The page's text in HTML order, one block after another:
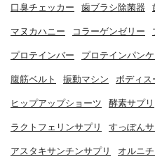
口臭チェッカー 歯ブラシ除菌器
マヌカハニー コラーゲンゼリー
プロテインバー プロテインパン
腹筋ベルト 振動マシン ボディス
ヒップアップショーツ 酵素サプリ
ラクトフェリンサプリ すっぽんサ
アスタキサンチンサプリ オルニ